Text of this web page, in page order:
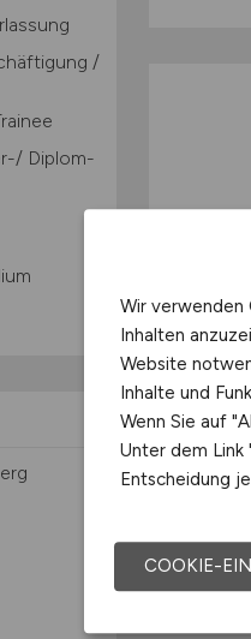
/
Diplom-
Wir verwenden
Inhalten
Website
Inhalte und
Wenn Sie auf
Unter dem Link
Entscheidung
COOKIE-